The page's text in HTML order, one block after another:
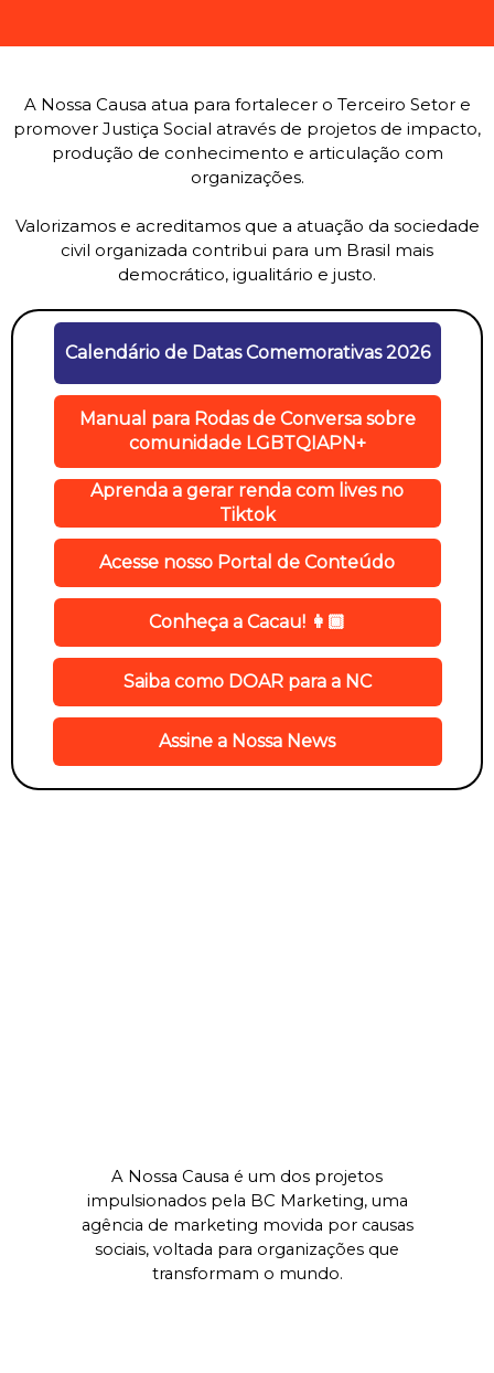
A Nossa Causa atua para fortalecer o Terceiro Setor e
promover Justiça Social através de projetos de impacto,
produção de conhecimento e articulação com
organizações.
Valorizamos e acreditamos que a atuação da sociedade
civil organizada contribui para um Brasil mais
democrático, igualitário e justo.
Calendário de Datas Comemorativas 2026
Manual para Rodas de Conversa sobre
comunidade LGBTQIAPN+
Aprenda a gerar renda com lives no
Tiktok
Acesse nosso Portal de Conteúdo
Conheça a Cacau! 👩🏾
Saiba como DOAR para a NC
Assine a Nossa News
A Nossa Causa é um dos projetos
impulsionados pela BC Marketing, uma
agência de marketing movida por causas
sociais, voltada para organizações que
transformam o mundo.